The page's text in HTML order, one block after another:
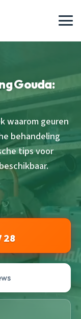
Gouda:
waarom geuren
behandeling
tips voor
28